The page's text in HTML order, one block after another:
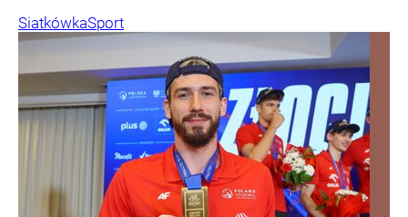
SiatkówkaSport